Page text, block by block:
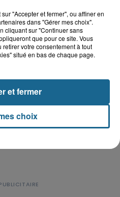
des crustacés et des
ce week-end à...
"Accepter et fermer", ou affiner en
dans "Gérer mes choix".
cliquant sur "Continuer sans
que pour ce site. Vous
votre consentement à tout
situé en bas de chaque page.
choix
et fermer